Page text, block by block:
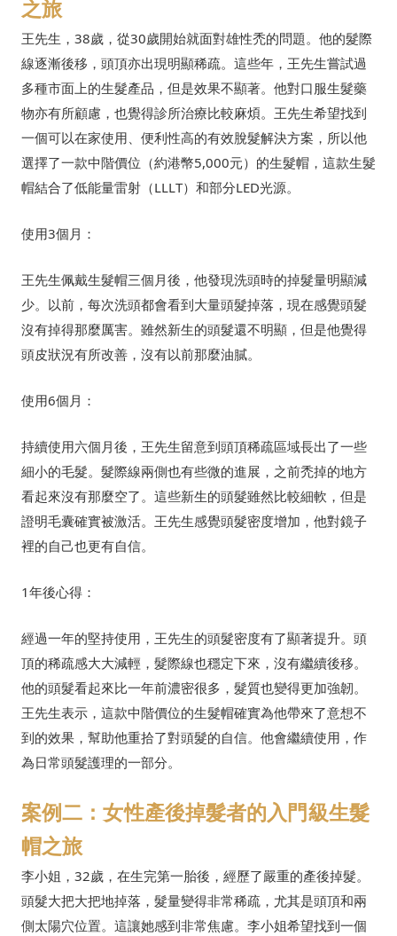
之旅
王先生，38歲，從30歲開始就面對雄性禿的問題。他的髮際
線逐漸後移，頭頂亦出現明顯稀疏。這些年，王先生嘗試過
多種市面上的生髮產品，但是效果不顯著。他對口服生髮藥
物亦有所顧慮，也覺得診所治療比較麻煩。王先生希望找到
一個可以在家使用、便利性高的有效脫髮解決方案，所以他
選擇了一款中階價位（約港幣5,000元）的生髮帽，這款生髮
帽結合了低能量雷射（LLLT）和部分LED光源。
使用3個月：
王先生佩戴生髮帽三個月後，他發現洗頭時的掉髮量明顯減
少。以前，每次洗頭都會看到大量頭髮掉落，現在感覺頭髮
沒有掉得那麼厲害。雖然新生的頭髮還不明顯，但是他覺得
頭皮狀況有所改善，沒有以前那麼油膩。
使用6個月：
持續使用六個月後，王先生留意到頭頂稀疏區域長出了一些
細小的毛髮。髮際線兩側也有些微的進展，之前禿掉的地方
看起來沒有那麼空了。這些新生的頭髮雖然比較細軟，但是
證明毛囊確實被激活。王先生感覺頭髮密度增加，他對鏡子
裡的自己也更有自信。
1年後心得：
經過一年的堅持使用，王先生的頭髮密度有了顯著提升。頭
頂的稀疏感大大減輕，髮際線也穩定下來，沒有繼續後移。
他的頭髮看起來比一年前濃密很多，髮質也變得更加強韌。
王先生表示，這款中階價位的生髮帽確實為他帶來了意想不
到的效果，幫助他重拾了對頭髮的自信。他會繼續使用，作
為日常頭髮護理的一部分。
案例二：女性產後掉髮者的入門級生髮
帽之旅
李小姐，32歲，在生完第一胎後，經歷了嚴重的產後掉髮。
頭髮大把大把地掉落，髮量變得非常稀疏，尤其是頭頂和兩
側太陽穴位置。這讓她感到非常焦慮。李小姐希望找到一個